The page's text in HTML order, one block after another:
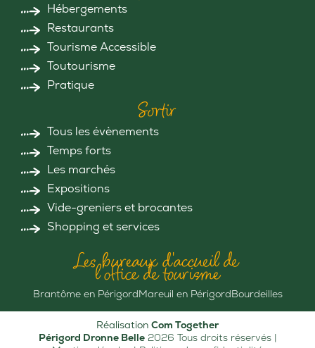
Hébergements
Restaurants
Tourisme Accessible
Toutourisme
Pratique
Sortir
Tous les évènements
Temps forts
Les marchés
Expositions
Vide-greniers et brocantes
Shopping et services
Les bureaux d'accueil de
l'office de tourisme
Brantôme en PérigordMareuil en PérigordBourdeilles
Réalisation Com Together
Périgord Dronne Belle2026 Tous droits réservés |